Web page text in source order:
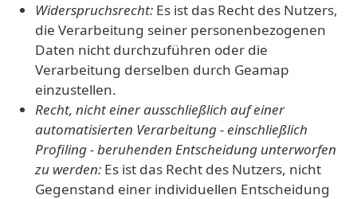
Widerspruchsrecht: Es ist das Recht des Nutzers,
die Verarbeitung seiner personenbezogenen
Daten nicht durchzuführen oder die
Verarbeitung derselben durch Geamap
einzustellen.
Recht, nicht einer ausschließlich auf einer
automatisierten Verarbeitung - einschließlich
Profiling - beruhenden Entscheidung unterworfen
zu werden: Es ist das Recht des Nutzers, nicht
Gegenstand einer individuellen Entscheidung